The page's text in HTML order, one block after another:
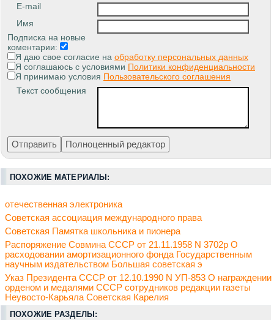
E-mail
Имя
Подписка на новые
коментарии:
Я даю свое согласие на обработку персональных данных
Я соглашаюсь с условиями Политики конфиденциальности
Я принимаю условия Пользовательского соглашения
Текст сообщения
ПОХОЖИЕ МАТЕРИАЛЫ:
отечественная электроника
Советская ассоциация международного права
Советская Памятка школьника и пионера
Распоряжение Совмина СССР от 21.11.1958 N 3702р О
расходовании амортизационного фонда Государственным
научным издательством Большая советская э
Указ Президента СССР от 12.10.1990 N УП-853 О награждении
орденом и медалями СССР сотрудников редакции газеты
Неувосто-Карьяла Советская Карелия
ПОХОЖИЕ РАЗДЕЛЫ: